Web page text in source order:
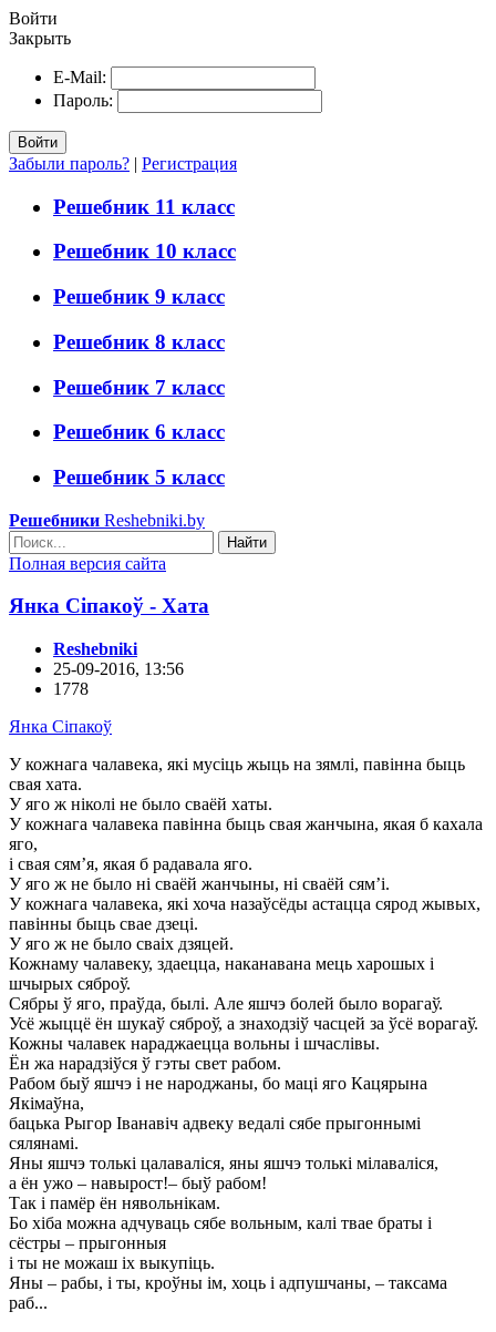
Войти
Закрыть
E-Mail:
Пароль:
Войти
Забыли пароль? | Регистрация
Решебник 11 класс
Решебник 10 класс
Решебник 9 класс
Решебник 8 класс
Решебник 7 класс
Решебник 6 класс
Решебник 5 класс
Решебники Reshebniki.by
Найти
Полная версия сайта
Янка Сіпакоў - Хата
Reshebniki
25-09-2016, 13:56
1778
Янка Сіпакоў
У кожнага чалавека, які мусіць жыць на зямлі, павінна быць
свая хата.
У яго ж ніколі не было сваёй хаты.
У кожнага чалавека павінна быць свая жанчына, якая б кахала
яго,
і свая сям’я, якая б радавала яго.
У яго ж не было ні сваёй жанчыны, ні сваёй сям’і.
У кожнага чалавека, які хоча назаўсёды астацца сярод жывых,
павінны быць свае дзеці.
У яго ж не было сваіх дзяцей.
Кожнаму чалавеку, здаецца, наканавана мець харошых і
шчырых сяброў.
Сябры ў яго, праўда, былі. Але яшчэ болей было ворагаў.
Усё жыццё ён шукаў сяброў, а знаходзіў часцей за ўсё ворагаў.
Кожны чалавек нараджаецца вольны і шчаслівы.
Ён жа нарадзіўся ў гэты свет рабом.
Рабом быў яшчэ і не народжаны, бо маці яго Кацярына
Якімаўна,
бацька Рыгор Іванавіч адвеку ведалі сябе прыгоннымі
сялянамі.
Яны яшчэ толькі цалаваліся, яны яшчэ толькі мілаваліся,
а ён ужо – навырост!– быў рабом!
Так і памёр ён нявольнікам.
Бо хіба можна адчуваць сябе вольным, калі твае браты і
сёстры – прыгонныя
і ты не можаш іх выкупіць.
Яны – рабы, і ты, кроўны ім, хоць і адпушчаны, – таксама
раб...